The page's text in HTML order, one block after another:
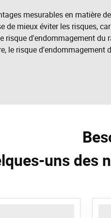
mesurables en matière
de mieux éviter les risques,
risque d'endommagement du
le risque d'endommagement
uns des